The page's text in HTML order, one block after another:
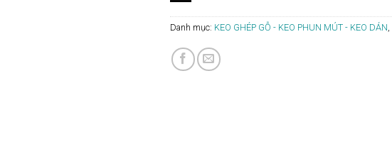
Danh mục: KEO GHÉP GỖ - KEO PHUN MÚT - KEO DÁN